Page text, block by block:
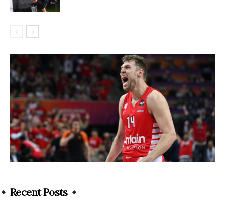
Recent Posts